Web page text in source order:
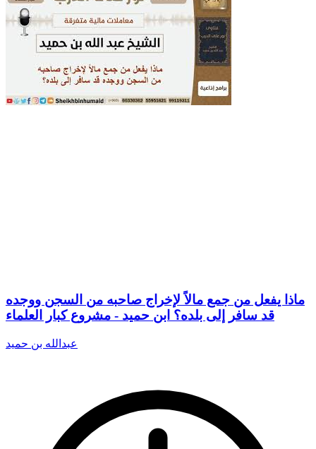
ماذا يفعل من جمع مالاً لإخراج صاحبه من السجن ووجده
قد سافر إلى بلده؟ ابن حميد - مشروع كبار العلماء
عبدالله بن حميد